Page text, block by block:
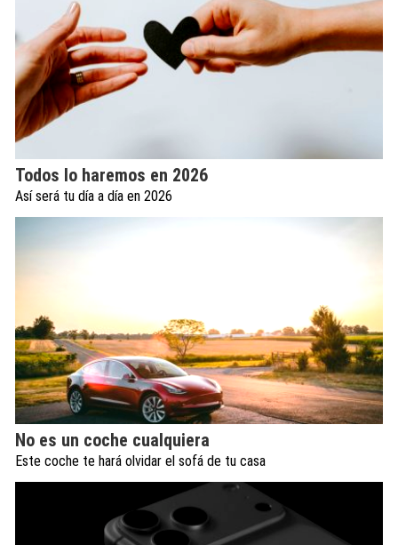
Todos lo haremos en 2026
Así será tu día a día en 2026
No es un coche cualquiera
Este coche te hará olvidar el sofá de tu casa